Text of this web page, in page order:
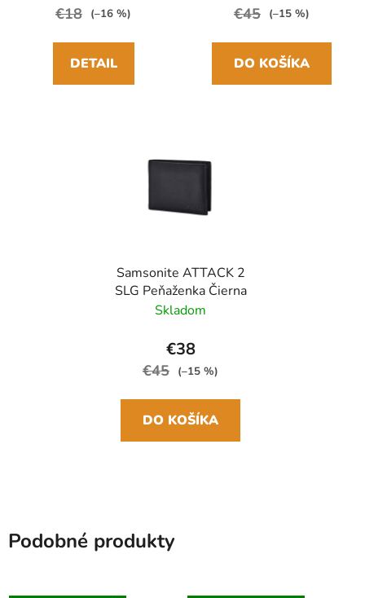
€18 (–16 %)
DETAIL
€45 (–15 %)
DO KOŠÍKA
Samsonite ATTACK 2
SLG Peňaženka Čierna
Skladom
€38
€45 (–15 %)
DO KOŠÍKA
Podobné produkty